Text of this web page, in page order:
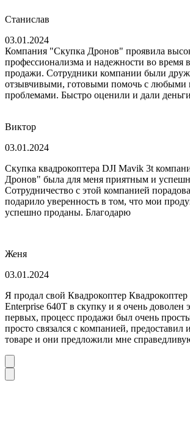
Станислав
03.01.2024
Компания "Скупка Дронов" проявила
профессионализма и надежности во время
продажи. Сотрудники компании были
отзывчивыми, готовыми помочь с любыми
проблемами. Быстро оценили и дали
Виктор
03.01.2024
Скупка квадрокоптера DJI Mavik 3t
Дронов" была для меня приятным и
Сотрудничество с этой компанией
подарило уверенность в том, что мои
успешно проданы. Благодарю
Женя
03.01.2024
Я продал свой Квадрокоптер
Enterprise 640T в скупку и я очень доволен
первых, процесс продажи был очень
просто связался с компанией,
товаре и они предложили мне